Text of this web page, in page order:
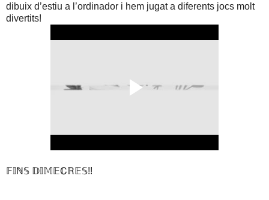
dibuix d’estiu a l’ordinador i hem jugat a diferents jocs molt
divertits!
𝔽𝕀ℕ𝕊 𝔻𝕀𝕄𝔼ℂℝ𝔼𝕊!!